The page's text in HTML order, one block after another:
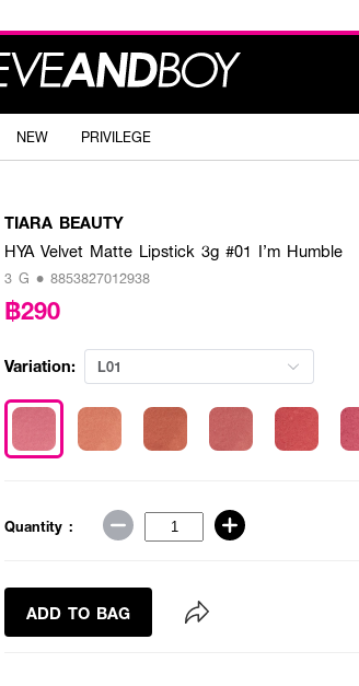
NEW PRIVILEGE
TIARA BEAUTY
HYA Velvet Matte Lipstick 3g #01 I’m Humble
3 G • 8853827012938
฿290
Variation: L01
Quantity :
ADD TO BAG